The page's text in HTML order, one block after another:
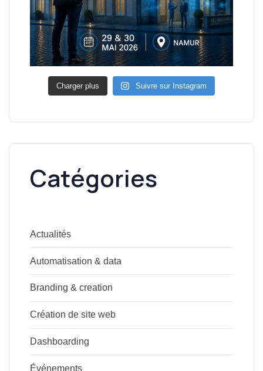
Charger plus Suivre sur Instagram
Catégories
Actualités
Automatisation & data
Branding & creation
Création de site web
Dashboarding
Événements